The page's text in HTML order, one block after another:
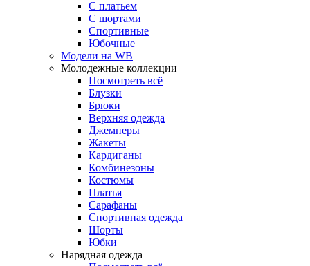
С платьем
С шортами
Спортивные
Юбочные
Модели на WB
Молодежные коллекции
Посмотреть всё
Блузки
Брюки
Верхняя одежда
Джемперы
Жакеты
Кардиганы
Комбинезоны
Костюмы
Платья
Сарафаны
Спортивная одежда
Шорты
Юбки
Нарядная одежда